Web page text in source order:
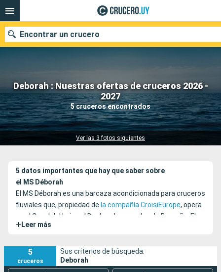
Deborah : Nuestras ofertas de cruceros 2026 -
2027
5 cruceros encontrados
Ver las 3 fotos siguientes
Encontrar un crucero
Nuestros destinos
Fecha de salida
5 datos importantes que hay que saber sobre
el MS Déborah
El MS Déborah es una barcaza acondicionada para cruceros
fluviales que, propiedad de la compañía CroisiEurope, opera
en el Canal del Loira, el Doubs y los canales de Borgoña. El
MS Déborah ofrece una original y encantadora opción de
+ Leer más
5
cruceros
Sus criterios de búsqueda:
Deborah